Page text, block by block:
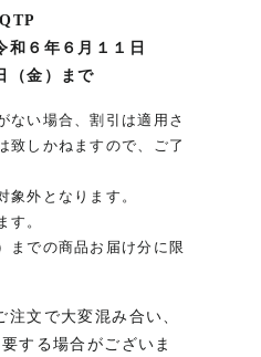
和６年 ６月１１日
（金）まで
ない場合、割引は適用さ
致しかねますので、ご了
外となります。
す。
までの商品お届け分に限
文で大変混み合い、
する場合がございま